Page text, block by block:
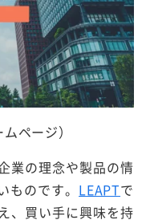
ページ）
業の理念や製品の情
のです。 LEAPTで
、買い手に興味を持